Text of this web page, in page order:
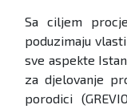
Sa ciljem
poduzimaju
sve aspekte
za djelovanje
porodici